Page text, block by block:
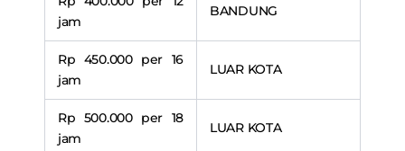
jam
BANDUNG
Rp 450.000 per 16
jam
LUAR KOTA
Rp 500.000 per 18
jam
LUAR KOTA